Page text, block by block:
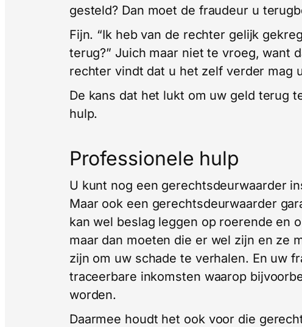
gesteld? Dan moet de fraudeur u
Fijn. “Ik heb van de rechter gelijk
terug?” Juich maar niet te vroeg, want
rechter vindt dat u het zelf verder mag
De kans dat het lukt om uw geld terug
hulp.
Professionele hulp
U kunt nog een gerechtsdeurwaarder
Maar ook een gerechtsdeurwaarder
kan wel beslag leggen op roerende en
maar dan moeten die er wel zijn en ze
zijn om uw schade te verhalen. En uw
traceerbare inkomsten waarop
worden.
Daarmee houdt het ook voor die